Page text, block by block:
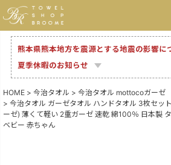
熊本県熊本地方を震源とする地震の影響に
夏季休暇のお知らせ
HOME 今治タオル
今治タオル mottocoガーゼ
今治タオル ガーゼタオル ハンドタオル 3枚セッ
ーゼ) 薄くて軽い 2重ガーゼ 速乾 綿100％ 日本製
ベビー 赤ちゃん